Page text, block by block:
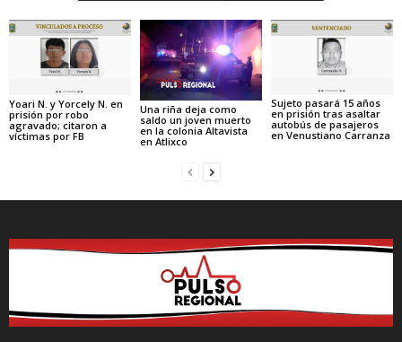
Yoari N. y Yorcely N. en
prisión por robo
agravado; citaron a
víctimas por FB
Una riña deja como
saldo un joven muerto
en la colonia Altavista
en Atlixco
Sujeto pasará 15 años
en prisión tras asaltar
autobús de pasajeros
en Venustiano Carranza